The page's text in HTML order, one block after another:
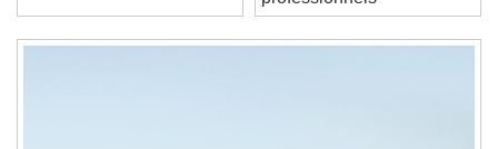
Loaded:0%
Stream TypeLIVE
professionnels